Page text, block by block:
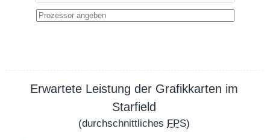
Erwartete Leistung der Grafikkarten im
Starfield
(durchschnittliches FPS)